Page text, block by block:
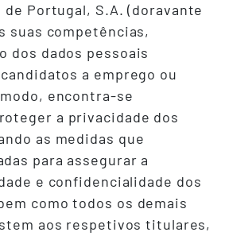
Portugal, S.A. (doravante
suas competências,
dos dados pessoais
a emprego ou
encontra-se
a privacidade dos
as medidas que
para assegurar a
e confidencialidade dos
como todos os demais
aos respetivos titulares,